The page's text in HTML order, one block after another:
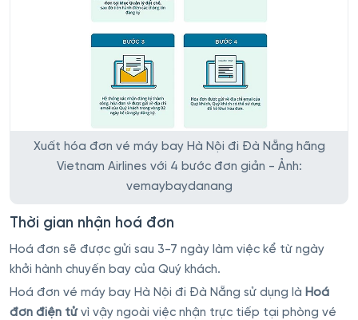
Xuất hóa đơn vé máy bay Hà Nội đi Đà Nẵng hãng
Vietnam Airlines với 4 bước đơn giản - Ảnh:
vemaybaydanang
Thời gian nhận hoá đơn
Hoá đơn sẽ được gửi sau 3-7 ngày làm việc kể từ ngày
khởi hành chuyến bay của Quý khách.
Hoá đơn vé máy bay Hà Nội đi Đà Nẵng sử dụng là Hoá
đơn điện tửvì vậy ngoài việc nhận trực tiếp tại phòng vé